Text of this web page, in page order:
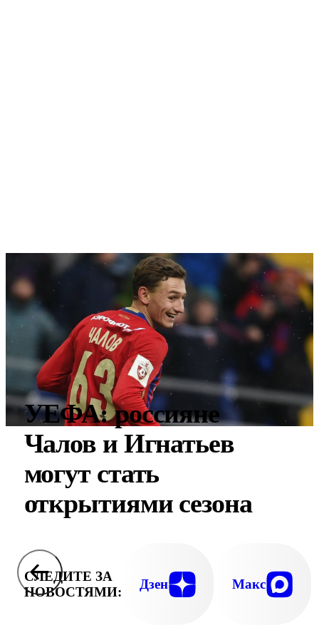
УЕФА: россияне
Чалов и Игнатьев
могут стать
открытиями сезона
СЛЕДИТЕ ЗА
НОВОСТЯМИ:
Дзен Макс